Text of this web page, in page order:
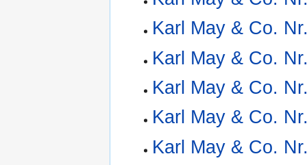
Karl May & Co.
Karl May & Co.
Karl May & Co.
Karl May & Co.
Karl May & Co.